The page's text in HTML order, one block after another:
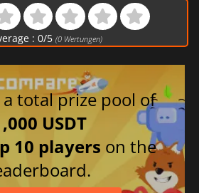
: 0/5 (0Wertungen)
total prize pool of
USDT
10 players on the